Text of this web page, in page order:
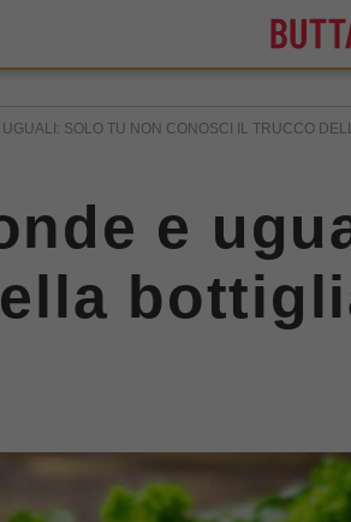
SOLO TU NON CONOSCI IL TRUCCO
e